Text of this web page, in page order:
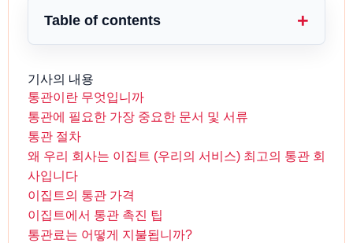
Table of contents
기사의 내용
통관이란 무엇입니까
통관에 필요한 가장 중요한 문서 및 서류
통관 절차
왜 우리 회사는 이집트 (우리의 서비스) 최고의 통관 회
사입니다
이집트의 통관 가격
이집트에서 통관 촉진 팁
통관료는 어떻게 지불됩니까?